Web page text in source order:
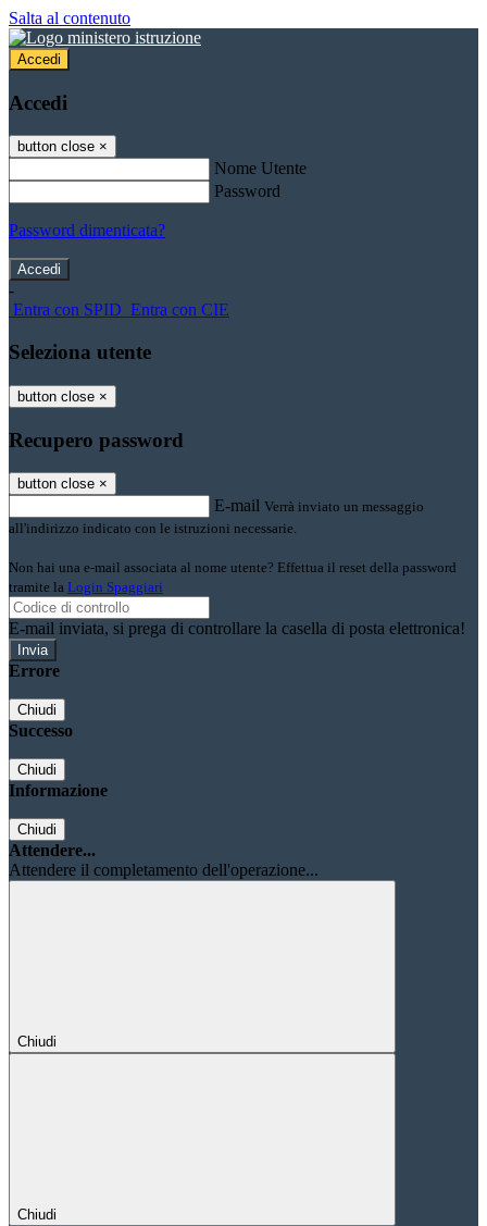
Salta al contenuto
Accedi
Accedi
button close ×
Nome Utente
Password
Password dimenticata?
-
Entra con SPID Entra con CIE
Seleziona utente
button close ×
Recupero password
button close ×
E-mail Verrà inviato un messaggio
all'indirizzo indicato con le istruzioni necessarie.
Non hai una e-mail associata al nome utente? Effettua il reset della password
tramite la Login Spaggiari
E-mail inviata, si prega di controllare la casella di posta elettronica!
Errore
Chiudi
Successo
Chiudi
Informazione
Chiudi
Attendere...
Attendere il completamento dell'operazione...
Chiudi
Chiudi